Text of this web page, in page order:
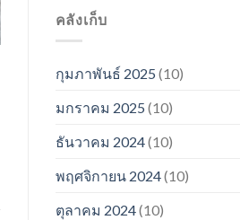
คลังเก็บ
กุมภาพันธ์ 2025 (10)
มกราคม 2025 (10)
ธันวาคม 2024(10)
พฤศจิกายน 2024(10)
ตุลาคม 2024(10)